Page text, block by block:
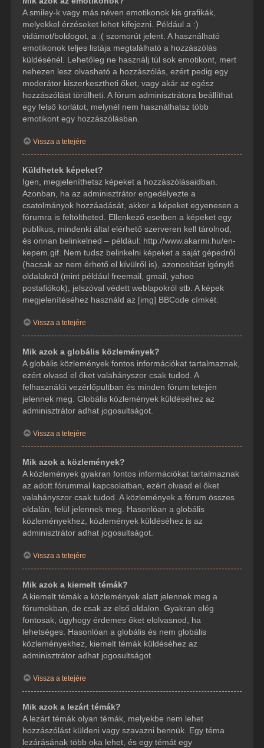
A smiley-k vagy más néven emotikonok kis grafikák,
melyekkel érzéseket lehet kifejezni. Például a :)
vidámot/boldogot, a :( szomorút jelent. A használható
emotikonok teljes listája megtalálható a hozzászólás
küldésénél. Lehetőleg ne használj túl sok emotikont, mert
nehezen lesz olvasható a hozzászólás, ezért pedig egy
moderátor kiszerkesztheti őket, vagy akár az egész
hozzászólást törölheti. A fórum adminisztrátora beállíthat
egy felső korlátot, melynél nem használhatsz több
emotikont egy hozzászólásban.
Vissza a tetejére
Küldhetek képeket?
Igen, megjeleníthetsz képeket a hozzászólásaidban.
Azonban, ha az adminisztrátor engedélyezte a
csatolmányok hozzáadását, akkor a képeket egyenesen a
fórumra is feltöltheted. Ellenkező esetben a képeket egy
publikus, mindenki által elérhető szerveren kell tárolnod,
és onnan belinkelned – például: http://www.akarmi.hu/en-
kepem.gif. Nem tudsz belinkelni képeket a saját gépedről
(hacsak az nem érhető el kívülről is), azonosítást igénylő
oldalakról (mint például freemail, gmail, yahoo
postafiókok), jelszóval védett weblapokról stb. A képek
megjelenítéséhez használd az [img] BBCode címkét.
Vissza a tetejére
Mik azok a globális közlemények?
A globális közlemények fontos információkat tartalmaznak,
ezért olvasd el őket valahányszor csak tudod. A
felhasználói vezérlőpultban és minden fórum tetején
jelennek meg. Globális közlemények küldéséhez az
adminisztrátor adhat jogosultságot.
Vissza a tetejére
Mik azok a közlemények?
A közlemények gyakran fontos információkat tartalmaznak
az adott fórummal kapcsolatban, ezért olvasd el őket
valahányszor csak tudod. A közlemények a fórum összes
oldalán, felül jelennek meg. Hasonlóan a globális
közleményekhez, közlemények küldéséhez is az
adminisztrátor adhat jogosultságot.
Vissza a tetejére
Mik azok a kiemelt témák?
A kiemelt témák a közlemények alatt jelennek meg a
fórumokban, de csak az első oldalon. Gyakran elég
fontosak, úgyhogy érdemes őket elolvasnod, ha
lehetséges. Hasonlóan a globális és nem globális
közleményekhez, kiemelt témák küldéséhez az
adminisztrátor adhat jogosultságot.
Vissza a tetejére
Mik azok a lezárt témák?
A lezárt témák olyan témák, melyekbe nem lehet
hozzászólást küldeni vagy szavazni bennük. Egy téma
lezárásának több oka lehet, és egy témát egy